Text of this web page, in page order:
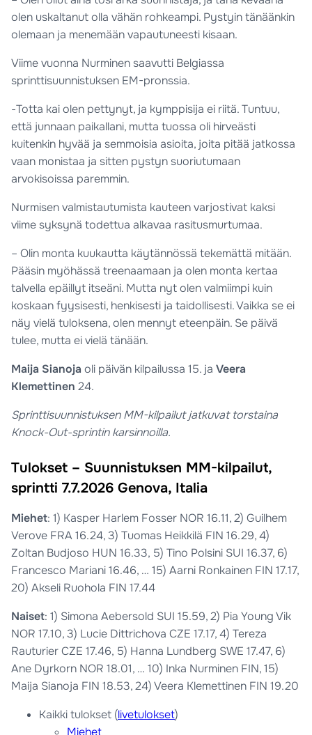
olen uskaltanut olla vähän rohkeampi. Pystyin tänäänkin
olemaan ja menemään vapautuneesti kisaan.
Viime vuonna Nurminen saavutti Belgiassa
sprinttisuunnistuksen EM-pronssia.
-Totta kai olen pettynyt, ja kymppisija ei riitä. Tuntuu,
että junnaan paikallani, mutta tuossa oli hirveästi
kuitenkin hyvää ja semmoisia asioita, joita pitää jatkossa
vaan monistaa ja sitten pystyn suoriutumaan
arvokisoissa paremmin.
Nurmisen valmistautumista kauteen varjostivat kaksi
viime syksynä todettua alkavaa rasitusmurtumaa.
– Olin monta kuukautta käytännössä tekemättä mitään.
Pääsin myöhässä treenaamaan ja olen monta kertaa
talvella epäillyt itseäni. Mutta nyt olen valmiimpi kuin
koskaan fyysisesti, henkisesti ja taidollisesti. Vaikka se ei
näy vielä tuloksena, olen mennyt eteenpäin. Se päivä
tulee, mutta ei vielä tänään.
Maija Sianoja oli päivän kilpailussa 15. ja Veera
Klemettinen 24.
Sprinttisuunnistuksen MM-kilpailut jatkuvat torstaina
Knock-Out-sprintin karsinnoilla.
Tulokset – Suunnistuksen MM-kilpailut,
sprintti 7.7.2026 Genova, Italia
Miehet: 1) Kasper Harlem Fosser NOR 16.11, 2) Guilhem
Verove FRA 16.24, 3) Tuomas Heikkilä FIN 16.29, 4)
Zoltan Budjoso HUN 16.33, 5) Tino Polsini SUI 16.37, 6)
Francesco Mariani 16.46, … 15) Aarni Ronkainen FIN 17.17,
20) Akseli Ruohola FIN 17.44
Naiset: 1) Simona Aebersold SUI 15.59, 2) Pia Young Vik
NOR 17.10, 3) Lucie Dittrichova CZE 17.17, 4) Tereza
Rauturier CZE 17.46, 5) Hanna Lundberg SWE 17.47, 6)
Ane Dyrkorn NOR 18.01, … 10) Inka Nurminen FIN, 15)
Maija Sianoja FIN 18.53, 24) Veera Klemettinen FIN 19.20
Kaikki tulokset (livetulokset)
Miehet